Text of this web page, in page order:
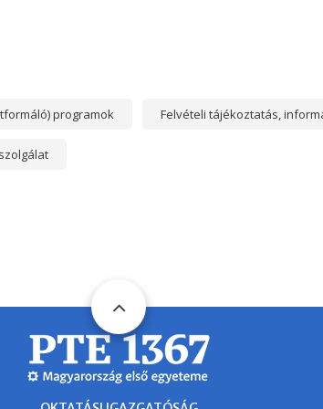
programok Felvételi tájékoztatás,